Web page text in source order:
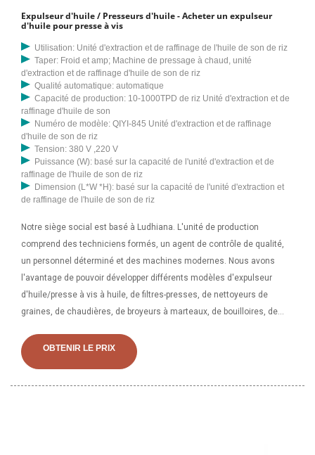
Expulseur d'huile / Presseurs d'huile - Acheter un expulseur
d'huile pour presse à vis
Utilisation: Unité d'extraction et de raffinage de l'huile de son de riz
Taper: Froid et amp; Machine de pressage à chaud, unité
d'extraction et de raffinage d'huile de son de riz
Qualité automatique: automatique
Capacité de production: 10-1000TPD de riz Unité d'extraction et de
raffinage d'huile de son
Numéro de modèle: QIYI-845 Unité d'extraction et de raffinage
d'huile de son de riz
Tension: 380 V ,220 V
Puissance (W): basé sur la capacité de l'unité d'extraction et de
raffinage de l'huile de son de riz
Dimension (L*W *H): basé sur la capacité de l'unité d'extraction et
de raffinage de l'huile de son de riz
Notre siège social est basé à Ludhiana. L'unité de production
comprend des techniciens formés, un agent de contrôle de qualité,
un personnel déterminé et des machines modernes. Nous avons
l'avantage de pouvoir développer différents modèles d'expulseur
d'huile/presse à vis à huile, de filtres-presses, de nettoyeurs de
graines, de chaudières, de broyeurs à marteaux, de bouilloires, de
principe de fonctionnement de la presse à huile à vis Machine. La
boîte de chauffage automatique, la pièce de chauffage et de
OBTENIR LE PRIX